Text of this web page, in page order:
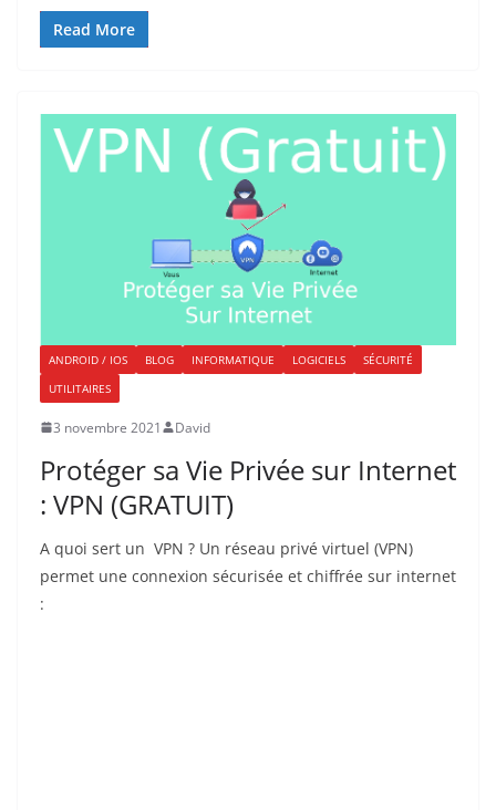
Read More
ANDROID / IOS BLOG INFORMATIQUE LOGICIELS
SÉCURITÉ
UTILITAIRES
3 novembre 2021 David
Protéger sa Vie Privée sur Internet
: VPN (GRATUIT)
A quoi sert un VPN ? Un réseau privé virtuel (VPN)
permet une connexion sécurisée et chiffrée sur internet
: